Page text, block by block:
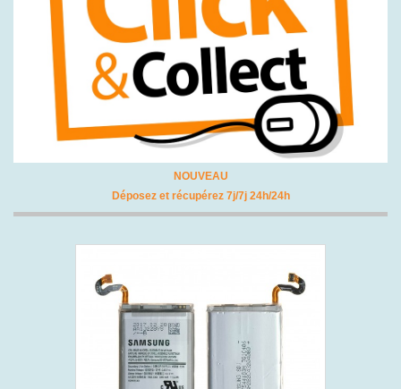
NOUVEAU
Déposez et récupérez 7j/7j 24h/24h